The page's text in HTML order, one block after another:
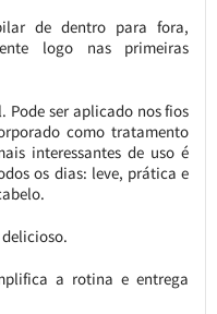
de dentro para fora,
logo nas primeiras
Pode ser aplicado nos fios
como tratamento
interessantes de uso é
os dias: leve, prática e
delicioso.
a rotina e entrega